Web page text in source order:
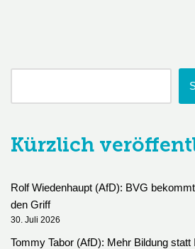
Kürzlich
Rolf Wiedenhaupt (AfD): BVG
den Griff
30. Juli 2026
Tommy Tabor (AfD): Mehr Bildung statt